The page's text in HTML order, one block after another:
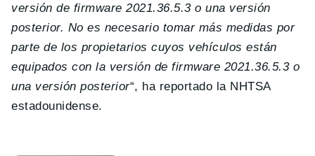
versión de firmware 2021.36.5.3 o una versión
posterior. No es necesario tomar más medidas por
parte de los propietarios cuyos vehículos están
equipados con la versión de firmware 2021.36.5.3 o
una versión posterior“, ha reportado la NHTSA
estadounidense.